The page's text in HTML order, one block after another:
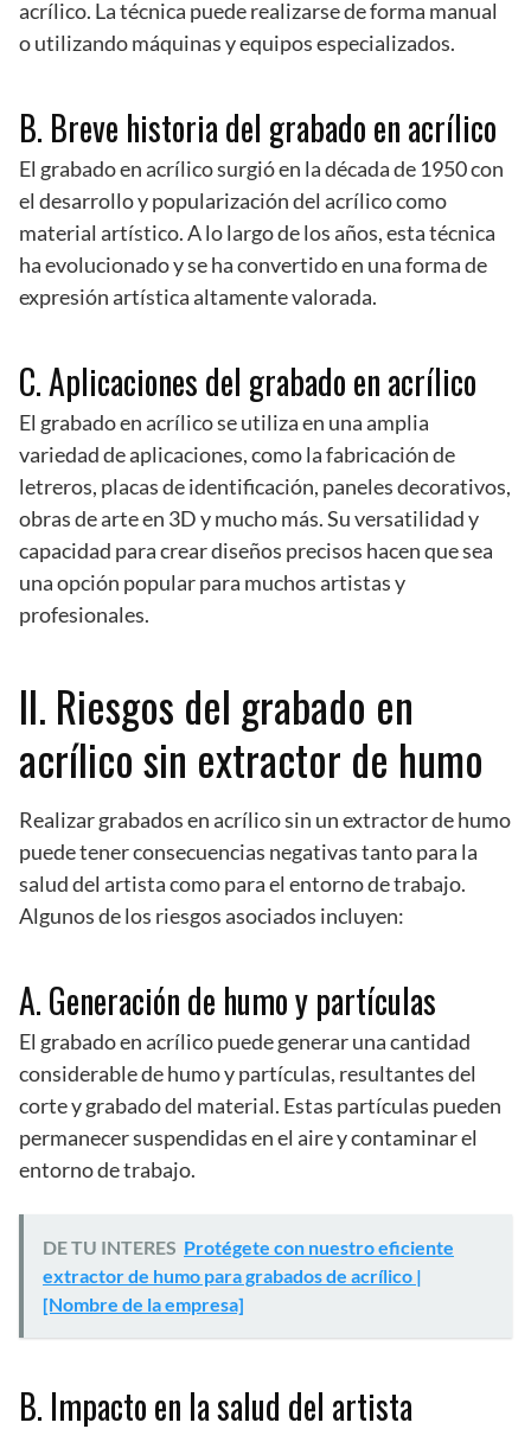
acrílico. La técnica puede realizarse de forma manual
o utilizando máquinas y equipos especializados.
B. Breve historia del grabado en acrílico
El grabado en acrílico surgió en la década de 1950 con
el desarrollo y popularización del acrílico como
material artístico. A lo largo de los años, esta técnica
ha evolucionado y se ha convertido en una forma de
expresión artística altamente valorada.
C. Aplicaciones del grabado en acrílico
El grabado en acrílico se utiliza en una amplia
variedad de aplicaciones, como la fabricación de
letreros, placas de identificación, paneles decorativos,
obras de arte en 3D y mucho más. Su versatilidad y
capacidad para crear diseños precisos hacen que sea
una opción popular para muchos artistas y
profesionales.
II. Riesgos del grabado en
acrílico sin extractor de humo
Realizar grabados en acrílico sin un extractor de humo
puede tener consecuencias negativas tanto para la
salud del artista como para el entorno de trabajo.
Algunos de los riesgos asociados incluyen:
A. Generación de humo y partículas
El grabado en acrílico puede generar una cantidad
considerable de humo y partículas, resultantes del
corte y grabado del material. Estas partículas pueden
permanecer suspendidas en el aire y contaminar el
entorno de trabajo.
DE TU INTERES Protégete con nuestro eficiente
extractor de humo para grabados de acrílico |
[Nombre de la empresa]
B. Impacto en la salud del artista